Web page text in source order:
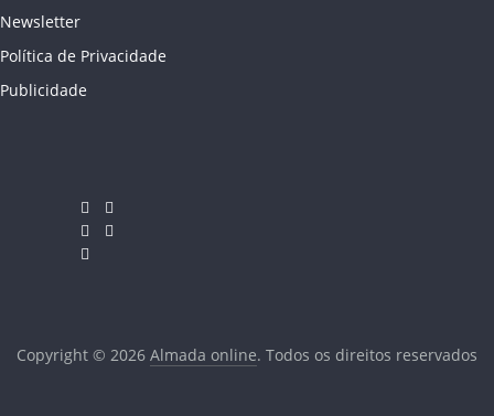
Newsletter
Política de Privacidade
Publicidade
Copyright © 2026 Almada online. Todos os direitos reservados